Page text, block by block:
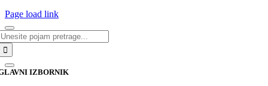
Page load link
IZBORNIK